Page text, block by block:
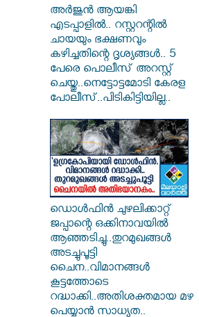
അർജുൻ ആയങ്കി
എടപ്പാളിൽ.. റസ്റ്ററന്റിൽ
ചായയും ഭക്ഷണവും
കഴിച്ചതിന്റെ ദൃശ്യങ്ങൾ.. 5
പേരെ പൊലീസ് അറസ്റ്റ്
ചെയ്തു..നെട്ടോട്ടമോടി കേരള
പോലീസ്..പിടികിട്ടിയില്ല..
ഡൊൾഫിൻ ചുഴലിക്കാറ്റ്
ജപ്പാന്റെ ഒക്കിനാവയിൽ
ആഞ്ഞടിച്ചു..തുറമുഖങ്ങൾ
അടച്ചുപൂട്ടി
ചൈന..വിമാനങ്ങൾ
കൂട്ടത്തോടെ
റദ്ധാക്കി..അതിശക്തമായ മഴ
പെയ്യാൻ സാധ്യത..